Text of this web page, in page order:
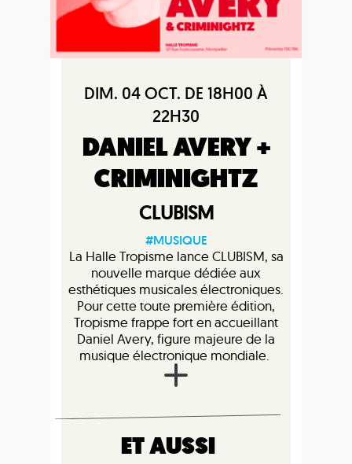
DIM. 04 OCT. DE 18H00 À
22H30
DANIEL AVERY +
CRIMINIGHTZ
CLUBISM
#MUSIQUE
La Halle Tropisme lance CLUBISM, sa
nouvelle marque dédiée aux
esthétiques musicales électroniques.
Pour cette toute première édition,
Tropisme frappe fort en accueillant
Daniel Avery, figure majeure de la
musique électronique mondiale.
ET AUSSI